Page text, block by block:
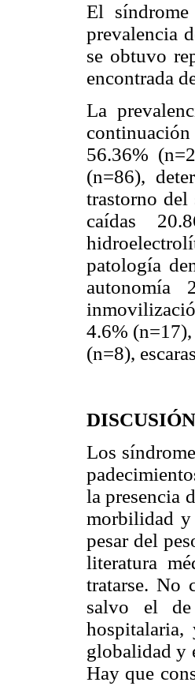
El
prevalencia
se obtuvo
encontrada
La
56.36%
(n=86),
trastorno del
caídas
patología
autonomía
4.6%
(n=8),
DISCUSIÓN
Los
la presencia
morbilidad
pesar del
literatura
tratarse. No
salvo el de
globalidad y
Hay que